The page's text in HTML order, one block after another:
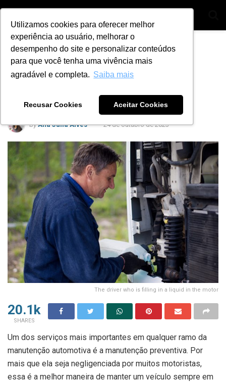
Utilizamos cookies para oferecer melhor
experiência ao usuário, melhorar o
desempenho do site e personalizar conteúdos
para que você tenha uma vivência mais
agradável e completa. Saiba mais
Recusar Cookies Aceitar Cookies
Home Segmentos Diesel
Manutenção preventiva de
caminhões: 5 itens para
verificar
by Ana Julia Alves 24 de outubro de 2023
The driver who is filling in a liquid in the motor
20.1k
SHARES
Um dos serviços mais importantes em qualquer ramo da
manutenção automotiva é a manutenção preventiva. Por
mais que ela seja negligenciada por muitos motoristas,
essa é a melhor maneira de manter um veículo sempre em